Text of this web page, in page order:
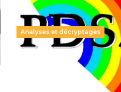
Analyses et décryptages
Hongrie : du
les politiques éducatives,